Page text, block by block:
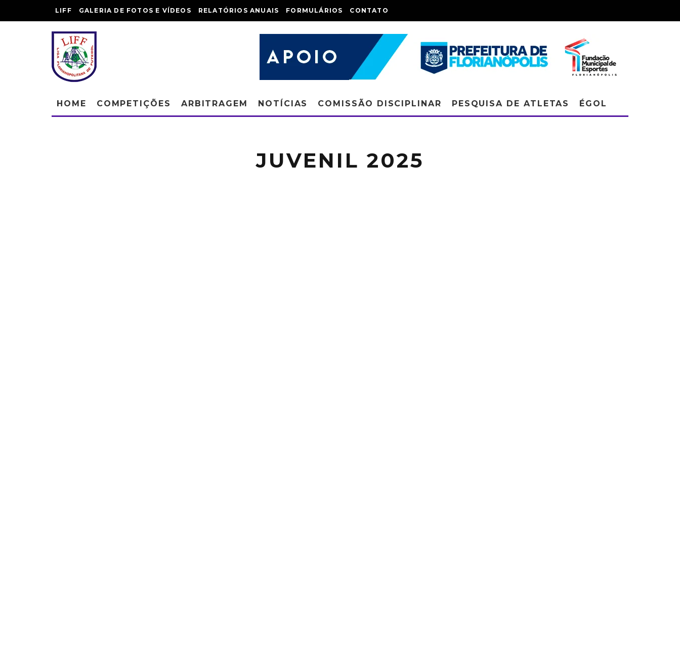
LIFF GALERIA DE FOTOS E VÍDEOS RELATÓRIOS ANUAIS FORMULÁRIOS CONTATO
HOME COMPETIÇÕES ARBITRAGEM NOTÍCIAS COMISSÃO DISCIPLINAR PESQUISA DE ATLETAS ÉGOL
JUVENIL 2025